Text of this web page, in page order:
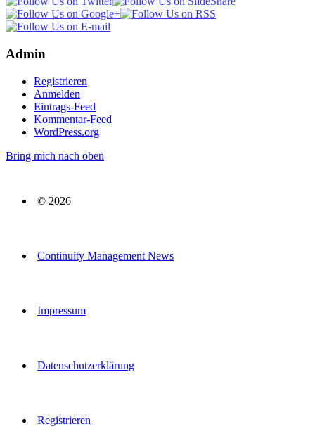
Admin
Registrieren
Anmelden
Eintrags-Feed
Kommentar-Feed
WordPress.org
Bring mich nach oben
© 2026
Continuity Management News
Impressum
Datenschutzerklärung
Registrieren